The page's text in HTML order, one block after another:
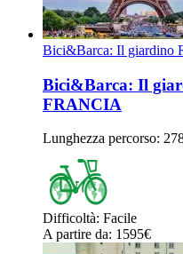
Bici&Barca: Il giardino
Bici&Barca: Il
FRANCIA
Lunghezza percorso:
Difficoltà: Facile
A partire da: 1595€